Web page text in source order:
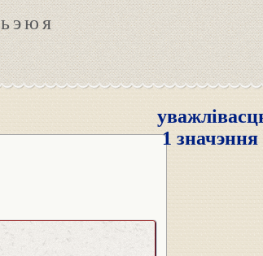
ьэюя
1 значэння